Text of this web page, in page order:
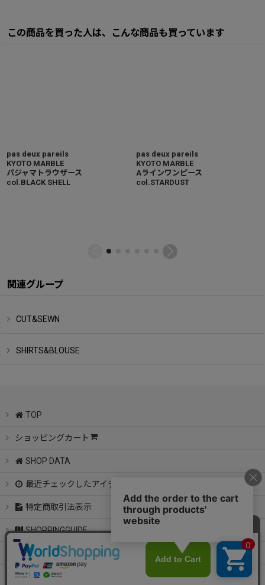
この商品を買った人は、こんな商品も買っています
pas deux pareils
KYOTO MARBLE
パジャマトラウザース
col.BLACK SHELL
pas deux pareils
KYOTO MARBLE
Aラインワンピース
col.STARDUST
関連グループ
CUT&SEWN
SHIRTS&BLOUSE
TOP
ショッピングカート
SHOP DATA
最近チェックしたアイテム
特定商取引法表示
SHOPPINGGUIDE
CONTACT